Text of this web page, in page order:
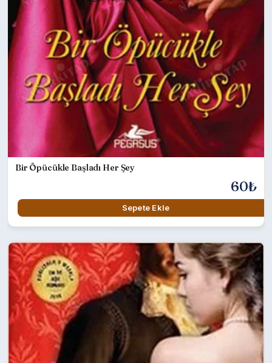
Bir Öpücükle Başladı Her Şey
60₺
Sepete Ekle